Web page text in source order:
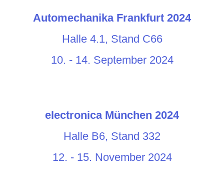
Automechanika Frankfurt 2024
Halle 4.1, Stand C66
10. - 14. September 2024
electronica München 2024
Halle B6, Stand 332
12. - 15. November 2024